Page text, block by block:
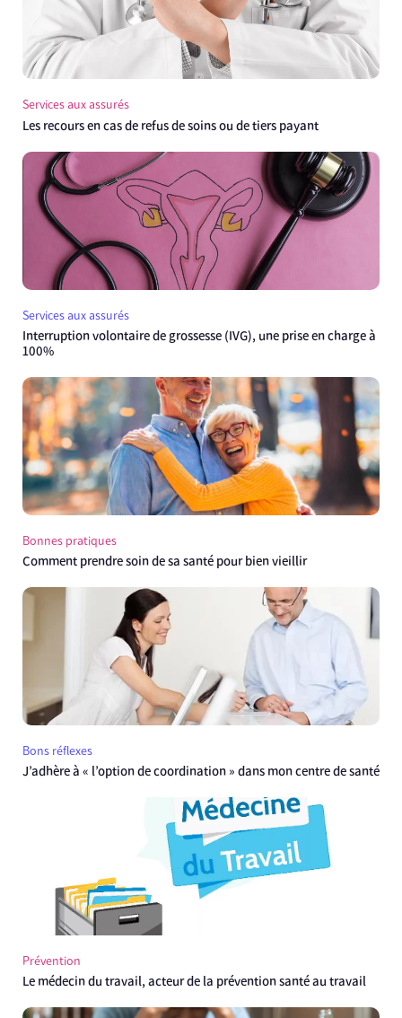
Services aux assurés
Les recours en cas de refus de soins ou de tiers payant
Services aux assurés
Interruption volontaire de grossesse (IVG), une prise en charge à
100%
Bonnes pratiques
Comment prendre soin de sa santé pour bien vieillir
Bons réflexes
J’adhère à « l’option de coordination » dans mon centre de santé
Prévention
Le médecin du travail, acteur de la prévention santé au travail